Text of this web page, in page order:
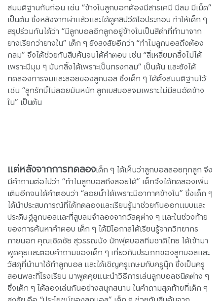
สมมติฐานกันก่อน เช่น “ข้างในลูกบอกต้องมีสารเคมี มีลม มีเม็ด”
เป็นต้น ซึ่งหลังจากผ่าแล้วและได้ดูคลิปวีดิโอประกอบ ทำให้เด็ก ๆ
สรุปร่วมกันได้ว่า “มีลูกบอลอีกลูกอยู่ข้างในเป็นสีดำที่ทำมาจาก
ยางเรียกว่ายางใน” เด็ก ๆ ยังสงสัยอีกว่า “ทำไมลูกบอลถึงต้อง
กลม” จึงได้ช่วยกันสืบค้นจนได้คำตอบ เช่น “สี่เหลี่ยมกลิ้งไม่ได้
เพราะมีมุม ๆ มันกลิ้งได้เพราะเป็นทรงกลม” เป็นต้น และยังได้
ทดลองการจมและลอยของลูกบอล ซึ่งเด็ก ๆ ได้ตั้งสมมติฐานไว้
เช่น “ลูกรักบี้ไม่ลอยมันหนัก ลูกเบสบอลจมเพราะไม่มีลมอัดข้าง
ใน” เป็นต้น
แต่หลังจากการทดลองเด็ก ๆ ได้เห็นว่าลูกบอลลอยทุกลูก จึง
มีคำถามต่อไปว่า “ทำไมลูกบอลถึงลอยได้” เด็กจึงได้ทดลองเพิ่ม
เติมอีกจนได้คำตอบว่า “ลอยน้ำได้เพราะมีอากาศข้างใน” ซึ่งเด็ก ๆ
ได้นำประสบการณ์ที่ได้ทดลองและเรียนรู้มาช่วยกันออกแบบและ
ประดิษฐ์ลูกบอลและที่สูบลมจำลองจากวัสดุต่าง ๆ และในช่วงท้าย
ของการค้นหาคำตอบ เด็ก ๆ ได้มีโอกาสได้เรียนรู้จากวิทยากร
ภายนอก คุณเชิดชัย สุวรรณนัง นักฟุตบอลทีมชาติไทย ได้เข้ามา
พูดคุยและตอบคำถามของเด็ก ๆ เกี่ยวกับประเภทของลูกบอลและ
วัสดุที่นำมาใช้ทำลูกบอล และได้เชิญครูเกษมกับครูนุ๊ก ซึ่งเป็นครู
สอนพละที่โรงเรียน มาพูดคุยแนะนำวิธีการเล่นลูกบอลชนิดต่าง ๆ
ซึ่งเด็ก ๆ ได้ลองเล่นกันอย่างสนุกสนาน ในคำถามสุดท้ายที่เด็ก ๆ